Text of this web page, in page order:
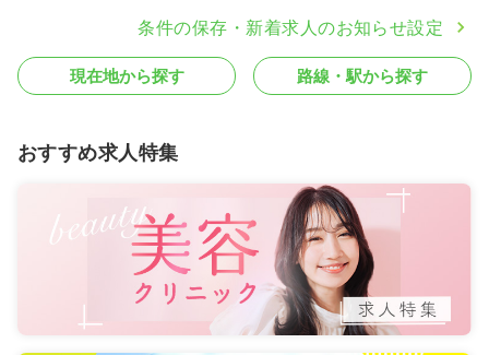
条件の保存・新着求人のお知らせ設定
現在地から探す 路線・駅から探す
おすすめ求人特集